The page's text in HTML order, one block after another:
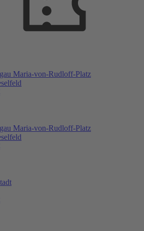
Maria-von-Rudloff-Platz
Maria-von-Rudloff-Platz